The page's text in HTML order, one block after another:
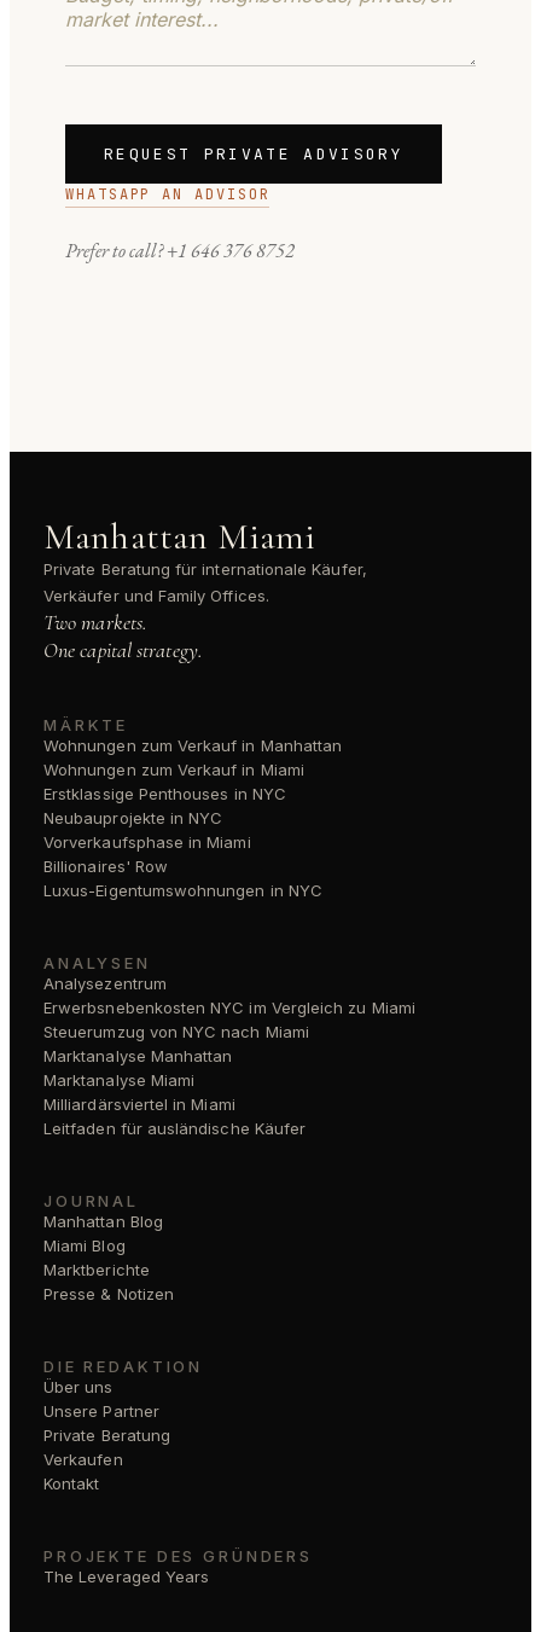
REQUEST PRIVATE ADVISORY
WHATSAPP AN ADVISOR
Prefer to call?+1 646 376 8752
Manhattan Miami
Private Beratung für internationale Käufer,
Verkäufer und Family Offices.
Two markets.
One capital strategy.
MÄRKTE
Wohnungen zum Verkauf in Manhattan
Wohnungen zum Verkauf in Miami
Erstklassige Penthouses in NYC
Neubauprojekte in NYC
Vorverkaufsphase in Miami
Billionaires' Row
Luxus-Eigentumswohnungen in NYC
ANALYSEN
Analysezentrum
Erwerbsnebenkosten NYC im Vergleich zu Miami
Steuerumzug von NYC nach Miami
Marktanalyse Manhattan
Marktanalyse Miami
Milliardärsviertel in Miami
Leitfaden für ausländische Käufer
JOURNAL
Manhattan Blog
Miami Blog
Marktberichte
Presse & Notizen
DIE REDAKTION
Über uns
Unsere Partner
Private Beratung
Verkaufen
Kontakt
PROJEKTE DES GRÜNDERS
The Leveraged Years